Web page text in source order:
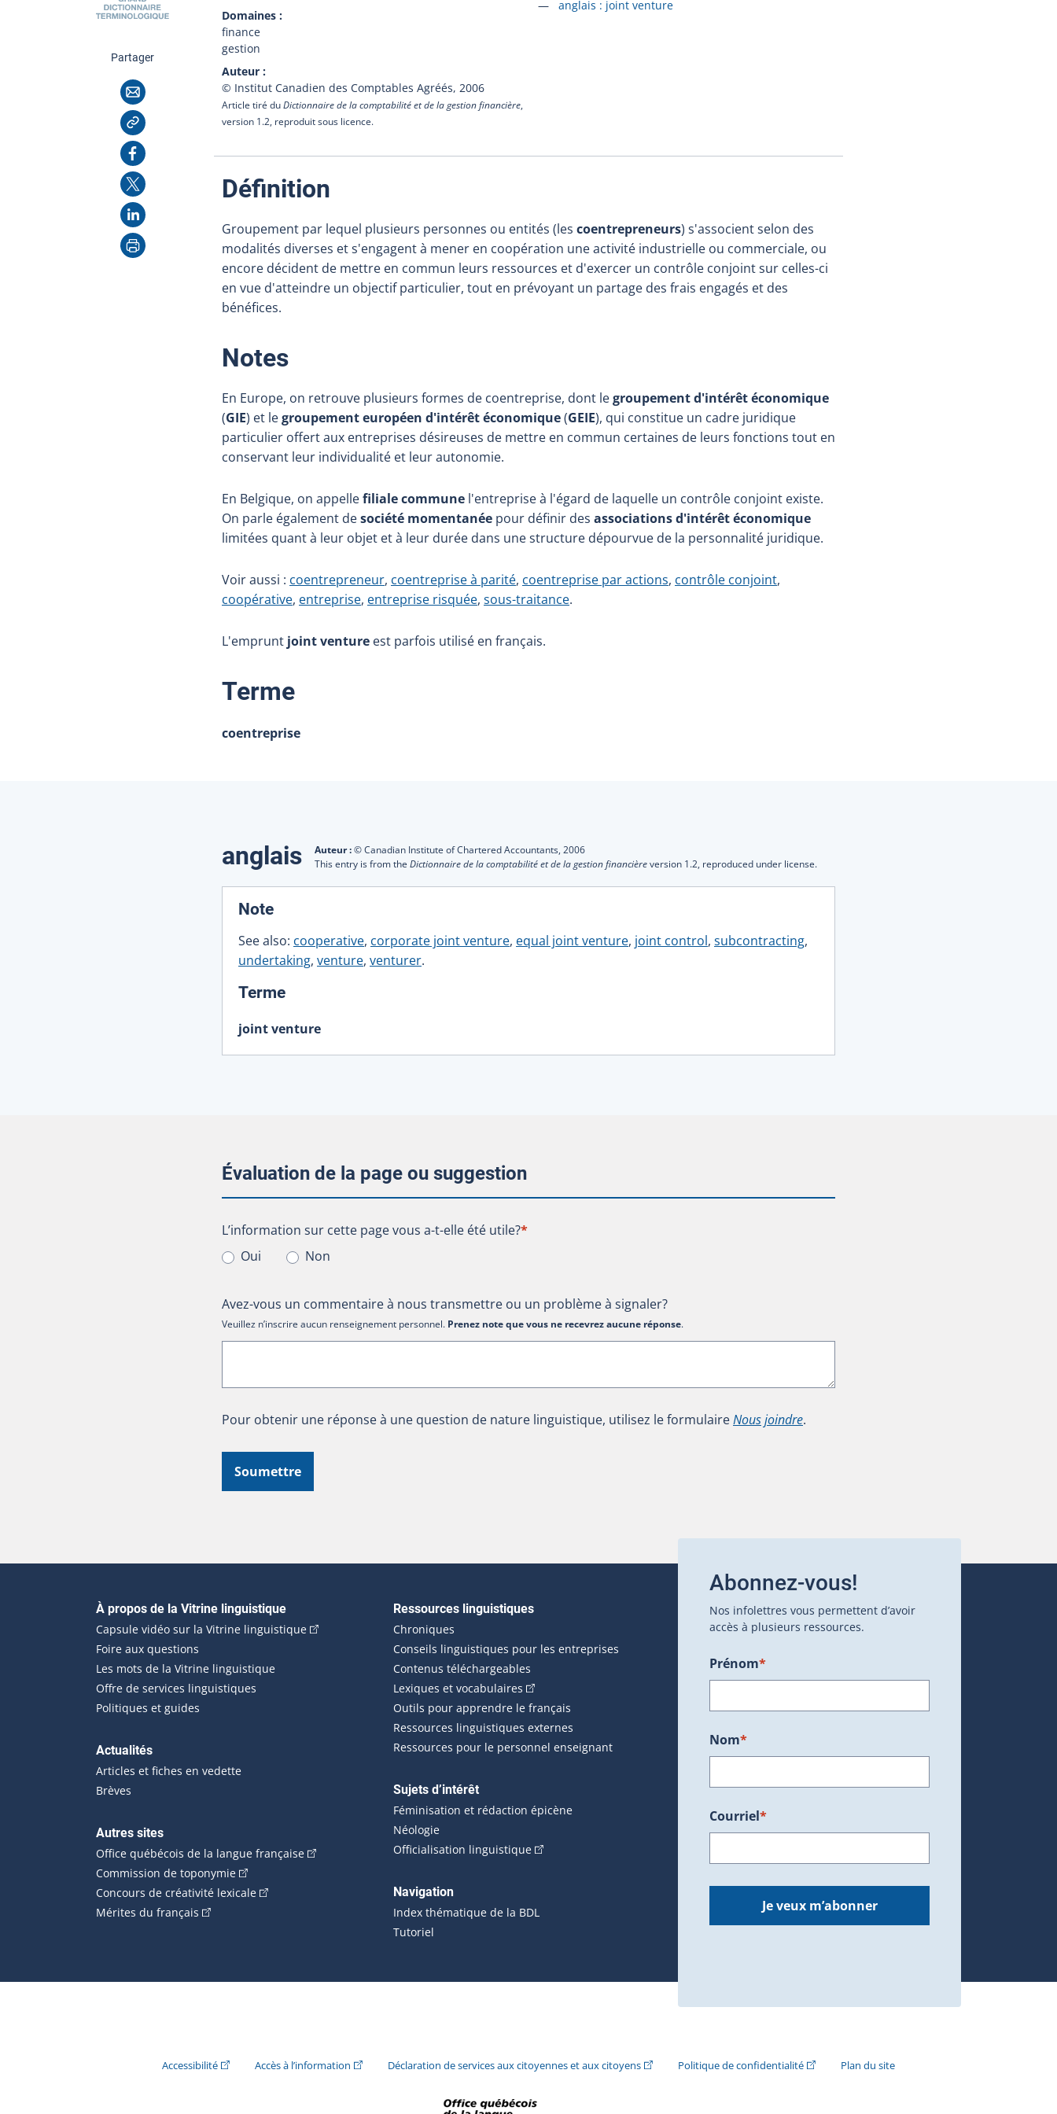
Domaines
finance
gestion
Auteur
© Institut Canadien des Comptables Agréés, 2006
Article tiré duDictionnaire de la comptabilité et de la gestion financière,
version 1.2, reproduit sous licence.
Accéder à la fiche en
anglais : joint venture
Partagercette page
Courriel
Copier l'adresse
Facebook
X
LinkedIn
Imprimer
Définition
Groupement par lequel plusieurs personnes ou entités (les coentrepreneurs) s'associent selon des
modalités diverses et s'engagent à mener en coopération une activité industrielle ou commerciale, ou
encore décident de mettre en commun leurs ressources et d'exercer un contrôle conjoint sur celles-ci
en vue d'atteindre un objectif particulier, tout en prévoyant un partage des frais engagés et des
bénéfices.
Notes:
En Europe, on retrouve plusieurs formes de coentreprise, dont legroupement d'intérêt économique
(GIE) et legroupement européen d'intérêt économique(GEIE), qui constitue un cadre juridique
particulier offert aux entreprises désireuses de mettre en commun certaines de leurs fonctions tout en
conservant leur individualité et leur autonomie.
En Belgique, on appellefiliale commune l'entreprise à l'égard de laquelle un contrôle conjoint existe.
On parle également desociété momentanée pour définir des associations d'intérêt économique
limitées quant à leur objet et à leur durée dans une structure dépourvue de la personnalité juridique.
Voir aussi : coentrepreneur, coentreprise à parité, coentreprise par actions, contrôle conjoint,
coopérative, entreprise, entreprise risquée, sous-traitance.
L'emprunt joint venture est parfois utilisé en français.
Terme:
coentreprise
Traductions
anglais Auteur :© Canadian Institute of Chartered Accountants, 2006
This entry is from the Dictionnaire de la comptabilité et de la gestion financièreversion 1.2, reproduced under license.
Note:
See also: cooperative, corporate joint venture, equal joint venture, joint control, subcontracting,
undertaking, venture, venturer.
Terme:
joint venture
Évaluation de la page ou suggestion
L’information sur cette page vous a-t-elle été utile?
L’information sur cette page vous a-t-elle été utile?*
Oui
Non
Avez-vous un commentaire à nous transmettre ou un problème à signaler?
Veuillez n’inscrire aucun renseignement personnel. Prenez note que vous ne recevrez aucune réponse.
Pour obtenir une réponse à une question de nature linguistique, utilisez le formulaireNous joindre.
Soumettre
Navigation principale
À propos de la Vitrine linguistique
Capsule vidéo sur la Vitrine linguistique(Cet hyperlien externe s'ouvrira dans une nouvelle fenêtre.)
Foire aux questions
Les mots de la Vitrine linguistique
Offre de services linguistiques
Politiques et guides
Actualités
Articles et fiches en vedette
Brèves
Autres sites
Office québécois de la langue française(Cet hyperlien externe s'ouvrira dans une nouvelle fenêtre.)
Commission de toponymie(Cet hyperlien externe s'ouvrira dans une nouvelle fenêtre.)
Concours de créativité lexicale(Cet hyperlien externe s'ouvrira dans une nouvelle fenêtre.)
Mérites du français (Cet hyperlien externe s'ouvrira dans une nouvelle fenêtre.)
Ressources linguistiques
Chroniques
Conseils linguistiques pour les entreprises
Contenus téléchargeables
Lexiques et vocabulaires (Cet hyperlien externe s'ouvrira dans une nouvelle fenêtre.)
Outils pour apprendre le français
Ressources linguistiques externes
Ressources pour le personnel enseignant
Sujets d’intérêt
Féminisation et rédaction épicène
Néologie
Officialisation linguistique(Cet hyperlien externe s'ouvrira dans une nouvelle fenêtre.)
Navigation
Index thématique de la BDL
Tutoriel
Abonnez-vous!
Nos infolettres vous permettent d’avoir
accès à plusieurs ressources.
Prénom*
Nom*
Courriel*
Je veux m’abonner
Accessibilité(Cet hyperlien externe s'ouvrira dans une nouvelle fenêtre.)
Accès à l’information (Cet hyperlien externe s'ouvrira dans une nouvelle fenêtre.)
Déclaration de services aux citoyennes et aux citoyens(Cet hyperlien externe s'ouvrira dans une nouvelle fenêtre.)
Politique de confidentialité(Cet hyperlien externe s'ouvrira dans une nouvelle
Plan du site